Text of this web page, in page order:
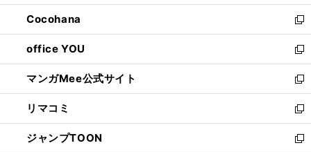
開
く
ウ
で
開
く
ン
ド
ウ
で
開
く
し
い
ウ
ィ
ン
ド
ウ
で
開
く
Cocohana
新
し
い
ウ
ィ
ン
ド
ウ
で
office YOU
新
し
い
ウ
ィ
ン
ド
マンガMee公式サイト
新
し
い
ウ
ィ
リマコミ
新
し
い
ジャンプTOON
新